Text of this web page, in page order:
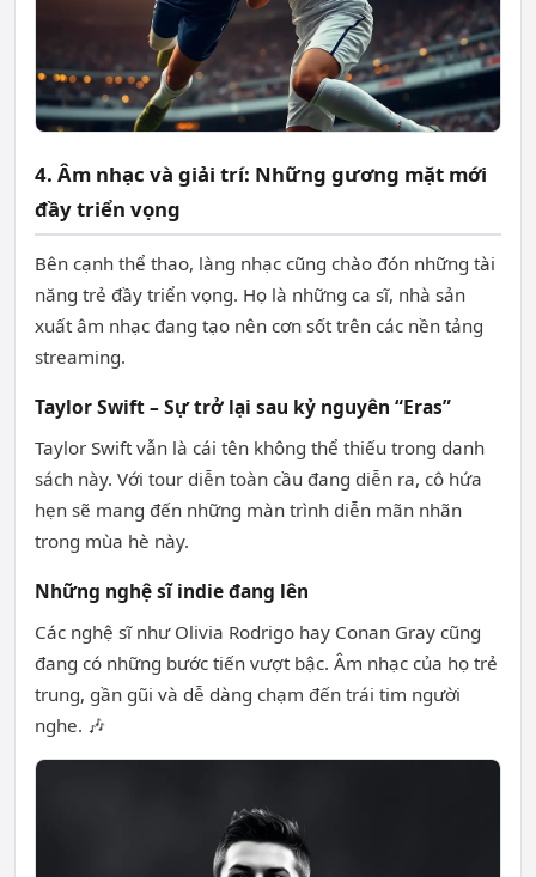
4. Âm nhạc và giải trí: Những gương mặt mới
đầy triển vọng
Bên cạnh thể thao, làng nhạc cũng chào đón những tài
năng trẻ đầy triển vọng. Họ là những ca sĩ, nhà sản
xuất âm nhạc đang tạo nên cơn sốt trên các nền tảng
streaming.
Taylor Swift – Sự trở lại sau kỷ nguyên “Eras”
Taylor Swift vẫn là cái tên không thể thiếu trong danh
sách này. Với tour diễn toàn cầu đang diễn ra, cô hứa
hẹn sẽ mang đến những màn trình diễn mãn nhãn
trong mùa hè này.
Những nghệ sĩ indie đang lên
Các nghệ sĩ như Olivia Rodrigo hay Conan Gray cũng
đang có những bước tiến vượt bậc. Âm nhạc của họ trẻ
trung, gần gũi và dễ dàng chạm đến trái tim người
nghe. 🎶